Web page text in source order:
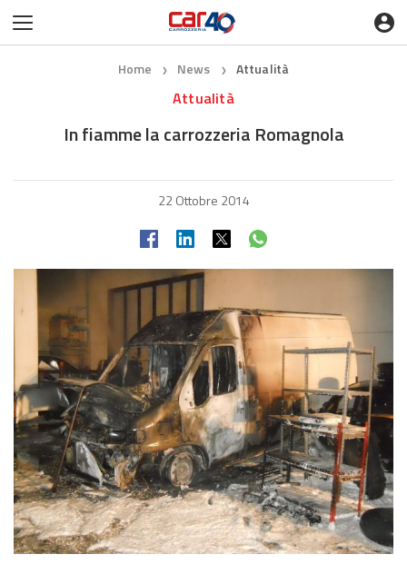
Home ❯ News ❯ Attualità
Attualità
In fiamme la carrozzeria Romagnola
22 Ottobre 2014